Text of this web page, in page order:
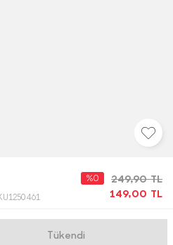
249,90TL
149,00 TL
%0
Gelince Haber Ver